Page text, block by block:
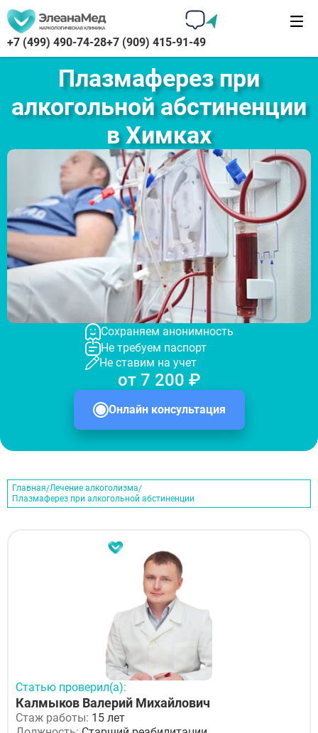
+7 (499) 490-74-28+7 (909) 415-91-49
Плазмаферез при
алкогольной абстиненции
в Химках
Сохраняем анонимность
Не требуем паспорт
Не ставим на учет
Онлайн консультация
от 7 200 ₽
Главная Лечение алкоголизма
Плазмаферез при алкогольной абстиненции
Статью проверил(а):
Калмыков Валерий Михайлович
Стаж работы: 15 лет